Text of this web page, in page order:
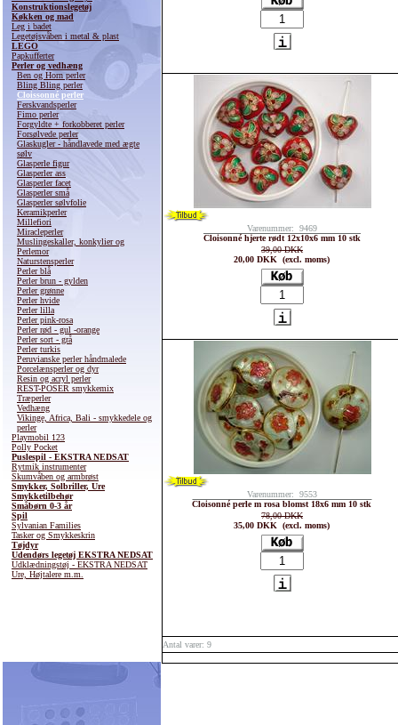
Konstruktionslegetøj
Køkken og mad
Leg i badet
Legetøjsvåben i metal & plast
LEGO
Papkufferter
Perler og vedhæng
Ben og Horn perler
Bling Bling perler
Cloissonné perler
Ferskvandsperler
Fimo perler
Forgyldte + forkobberet perler
Forsølvede perler
Glaskugler - håndlavede med ægte
sølv
Glasperle figur
Glasperler ass
Glasperler facet
Glasperler små
Glasperler sølvfolie
Keramikperler
Millefiori
Miracleperler
Muslingeskaller, konkylier og
Perlemor
Naturstensperler
Perler blå
Perler brun - gylden
Perler grønne
Perler hvide
Perler lilla
Perler pink-rosa
Perler rød - gul -orange
Perler sort - grå
Perler turkis
Peruvianske perler håndmalede
Porcelænsperler og dyr
Resin og acryl perler
REST-POSER smykkemix
Træperler
Vedhæng
Vikinge, Africa, Bali - smykkedele og
perler
Playmobil 123
Polly Pocket
Puslespil - EKSTRA NEDSAT
Rytmik instrumenter
Skumvåben og armbrøst
Smykker, Solbriller, Ure
Smykketilbehør
Småbørn 0-3 år
Spil
Sylvanian Families
Tasker og Smykkeskrin
Tøjdyr
Udendørs legetøj EKSTRA NEDSAT
Udklædningstøj - EKSTRA NEDSAT
Ure, Højtalere m.m.
Varenummer: 9469
Cloisonné hjerte rødt 12x10x6 mm 10 stk
39,00 DKK
20,00 DKK (excl. moms)
Varenummer: 9553
Cloisonné perle m rosa blomst 18x6 mm 10 stk
78,00 DKK
35,00 DKK (excl. moms)
Antal varer: 9